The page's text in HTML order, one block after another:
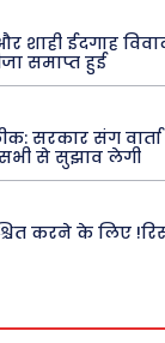
शाही ईदगाह
समाप्त हुई
सरकार संग वार्ता
से सुझाव लेगी
करने के लिए